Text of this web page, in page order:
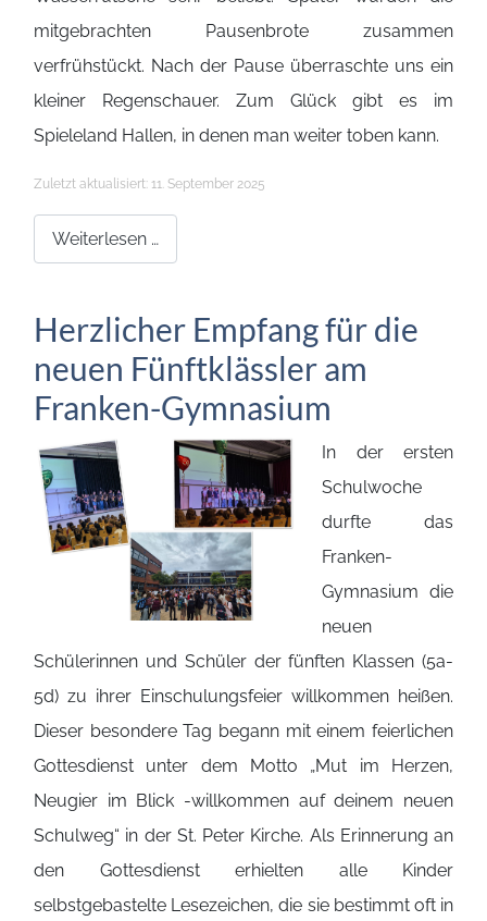
mitgebrachten Pausenbrote zusammen
verfrühstückt. Nach der Pause überraschte uns ein
kleiner Regenschauer. Zum Glück gibt es im
Spieleland Hallen, in denen man weiter toben kann.
Details
Zuletzt aktualisiert: 11. September 2025
Weiterlesen …
Herzlicher Empfang für die
neuen Fünftklässler am
Franken-Gymnasium
In der ersten
Schulwoche
durfte das
Franken-
Gymnasium die
neuen
Schülerinnen und Schüler der fünften Klassen (5a-
5d) zu ihrer Einschulungsfeier willkommen heißen.
Dieser besondere Tag begann mit einem feierlichen
Gottesdienst unter dem Motto „Mut im Herzen,
Neugier im Blick -willkommen auf deinem neuen
Schulweg“ in der St. Peter Kirche. Als Erinnerung an
den Gottesdienst erhielten alle Kinder
selbstgebastelte Lesezeichen, die sie bestimmt oft in